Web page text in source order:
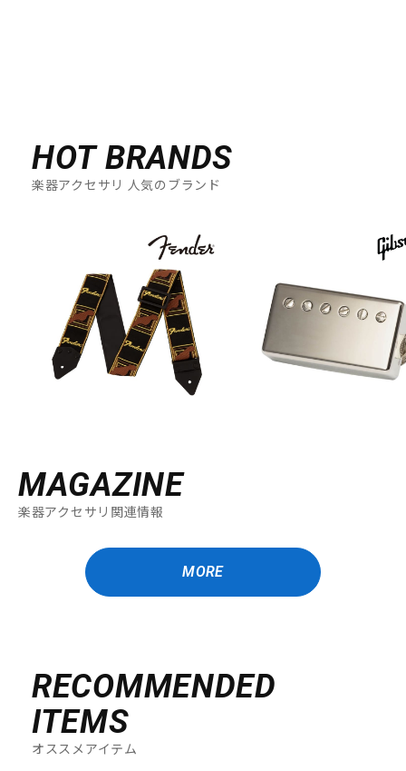
HOT BRANDS
楽器アクセサリ 人気のブランド
MAGAZINE
楽器アクセサリ関連情報
MORE
RECOMMENDED
ITEMS
オススメアイテム